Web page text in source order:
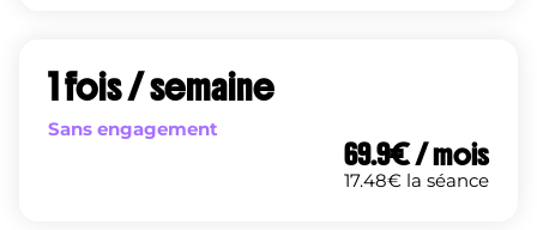
1 fois / semaine
Sans engagement
69.9€ / mois
17.48€ la séance